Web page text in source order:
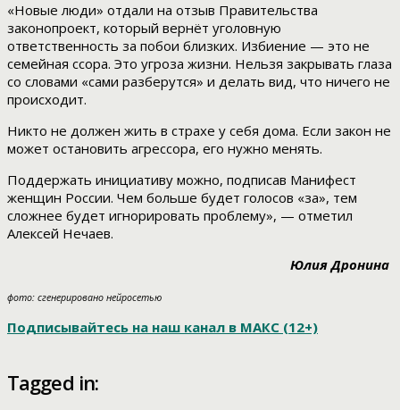
«Новые люди» отдали на отзыв Правительства
законопроект, который вернёт уголовную
ответственность за побои близких. Избиение — это не
семейная ссора. Это угроза жизни. Нельзя закрывать глаза
со словами «сами разберутся» и делать вид, что ничего не
происходит.
Никто не должен жить в страхе у себя дома. Если закон не
может остановить агрессора, его нужно менять.
Поддержать инициативу можно, подписав Манифест
женщин России. Чем больше будет голосов «за», тем
сложнее будет игнорировать проблему», — отметил
Алексей Нечаев.
Юлия Дронина
фото: сгенерировано нейросетью
Подписывайтесь на наш канал в МАКС (12+)
Tagged in: